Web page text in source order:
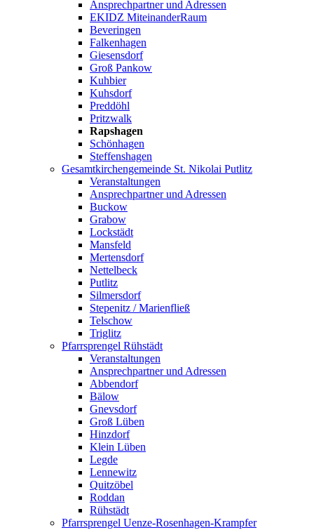
Ansprechpartner und Adressen
EKIDZ MiteinanderRaum
Beveringen
Falkenhagen
Giesensdorf
Groß Pankow
Kuhbier
Kuhsdorf
Preddöhl
Pritzwalk
Rapshagen
Schönhagen
Steffenshagen
Gesamtkirchengemeinde St. Nikolai Putlitz
Veranstaltungen
Ansprechpartner und Adressen
Buckow
Grabow
Lockstädt
Mansfeld
Mertensdorf
Nettelbeck
Putlitz
Silmersdorf
Stepenitz / Marienfließ
Telschow
Triglitz
Pfarrsprengel Rühstädt
Veranstaltungen
Ansprechpartner und Adressen
Abbendorf
Bälow
Gnevsdorf
Groß Lüben
Hinzdorf
Klein Lüben
Legde
Lennewitz
Quitzöbel
Roddan
Rühstädt
Pfarrsprengel Uenze-Rosenhagen-Krampfer